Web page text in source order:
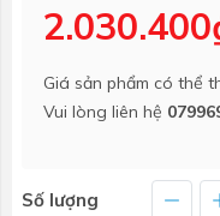
Giá sản phẩm có thể
Vui lòng liên hệ
Số lượng